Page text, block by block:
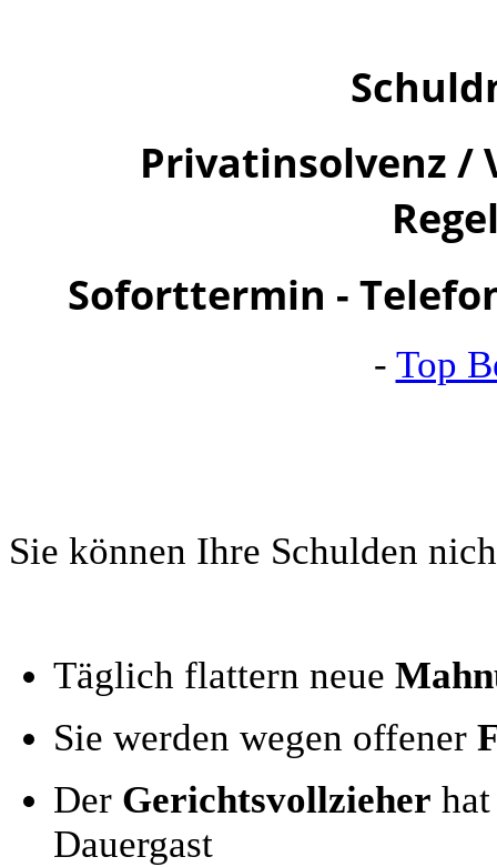
Privatinsolvenz /
Soforttermin -
- Top
Sie können Ihre Schulden
Täglich flattern neue
Sie werden wegen offener
Der Gerichtsvollzieher
Dauergast